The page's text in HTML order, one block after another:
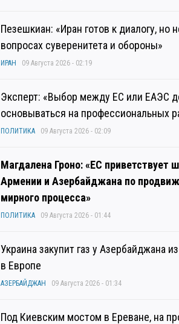
Пезешкиан: «Иран готов к диалогу, но
вопросах суверенитета и обороны»
ИРАН 09 Августа 2026 - 02:19
Эксперт: «Выбор между ЕС или ЕАЭС
основываться на профессиональных
ПОЛИТИКА 09 Августа 2026 - 02:09
Магдалена Гроно: «ЕС приветствует
Армении и Азербайджана по
мирного процесса»
ПОЛИТИКА 09 Августа 2026 - 01:44
Украина закупит газ у Азербайджана
в Европе
АЗЕРБАЙДЖАН 09 Августа 2026 - 01:34
Под Киевским мостом в Ереване, на